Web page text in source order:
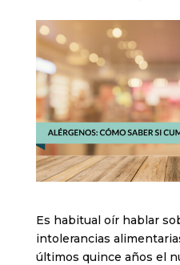
Es habitual oír hablar
intolerancias
últimos quince años el